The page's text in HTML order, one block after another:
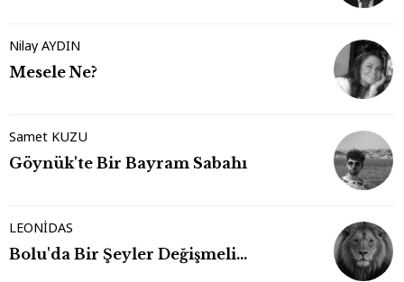
Nilay AYDIN
Mesele Ne?
Samet KUZU
Göynük'te Bir Bayram Sabahı
LEONİDAS
Bolu'da Bir Şeyler Değişmeli…